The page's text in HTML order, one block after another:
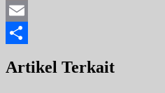
Twitter
Email
Artikel Terkait